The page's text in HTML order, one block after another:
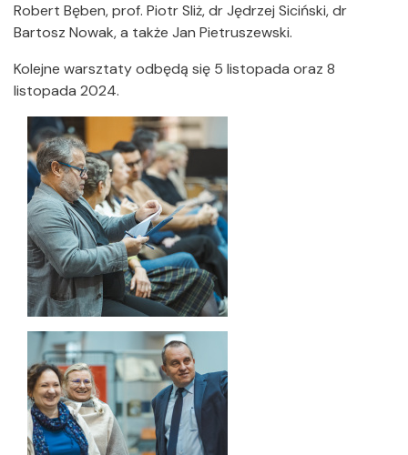
Robert Bęben, prof. Piotr Sliż, dr Jędrzej Siciński, dr
Bartosz Nowak, a także Jan Pietruszewski.
Kolejne warsztaty odbędą się 5 listopada oraz 8
listopada 2024.